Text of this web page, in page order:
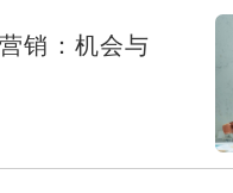
销：机会与